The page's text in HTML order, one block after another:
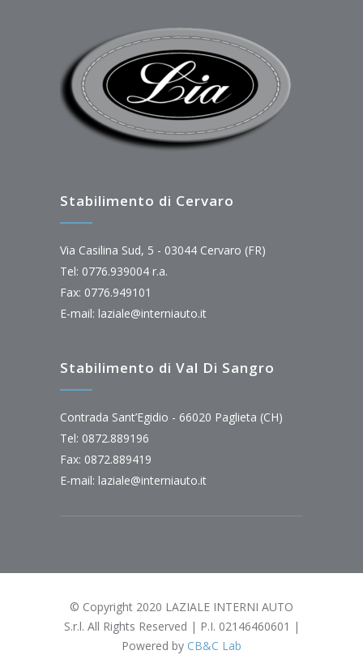
Stabilimento di Cervaro
Via Casilina Sud, 5 - 03044 Cervaro (FR)
Tel: 0776.939004 r.a.
Fax: 0776.949101
E-mail: laziale@interniauto.it
Stabilimento di Val Di Sangro
Contrada Sant’Egidio - 66020 Paglieta (CH)
Tel: 0872.889196
Fax: 0872.889419
E-mail: laziale@interniauto.it
© Copyright 2020 LAZIALE INTERNI AUTO
S.r.l. All Rights Reserved | P.I. 02146460601 |
Powered by CB&C Lab